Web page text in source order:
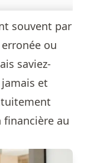
souvent par
ou
saviez-
et
au